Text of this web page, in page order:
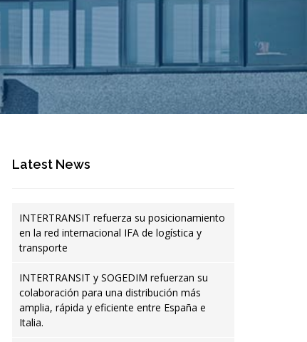
Latest News
INTERTRANSIT refuerza su posicionamiento
en la red internacional IFA de logística y
transporte
INTERTRANSIT y SOGEDIM refuerzan su
colaboración para una distribución más
amplia, rápida y eficiente entre España e
Italia.